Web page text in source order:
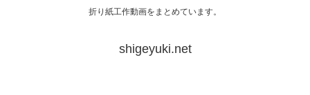
折り紙工作動画をまとめています。
shigeyuki.net